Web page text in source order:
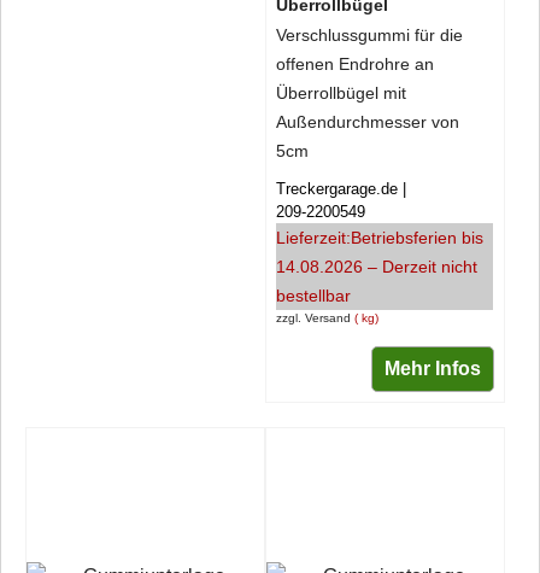
Überrollbügel
Verschlussgummi für die
offenen Endrohre an
Überrollbügel mit
Außendurchmesser von
5cm
zzgl. Versand kg
Treckergarage.de
209-2200549
Lieferzeit:Betriebsferien bis
14.08.2026 – Derzeit nicht
bestellbar
Mehr Infos